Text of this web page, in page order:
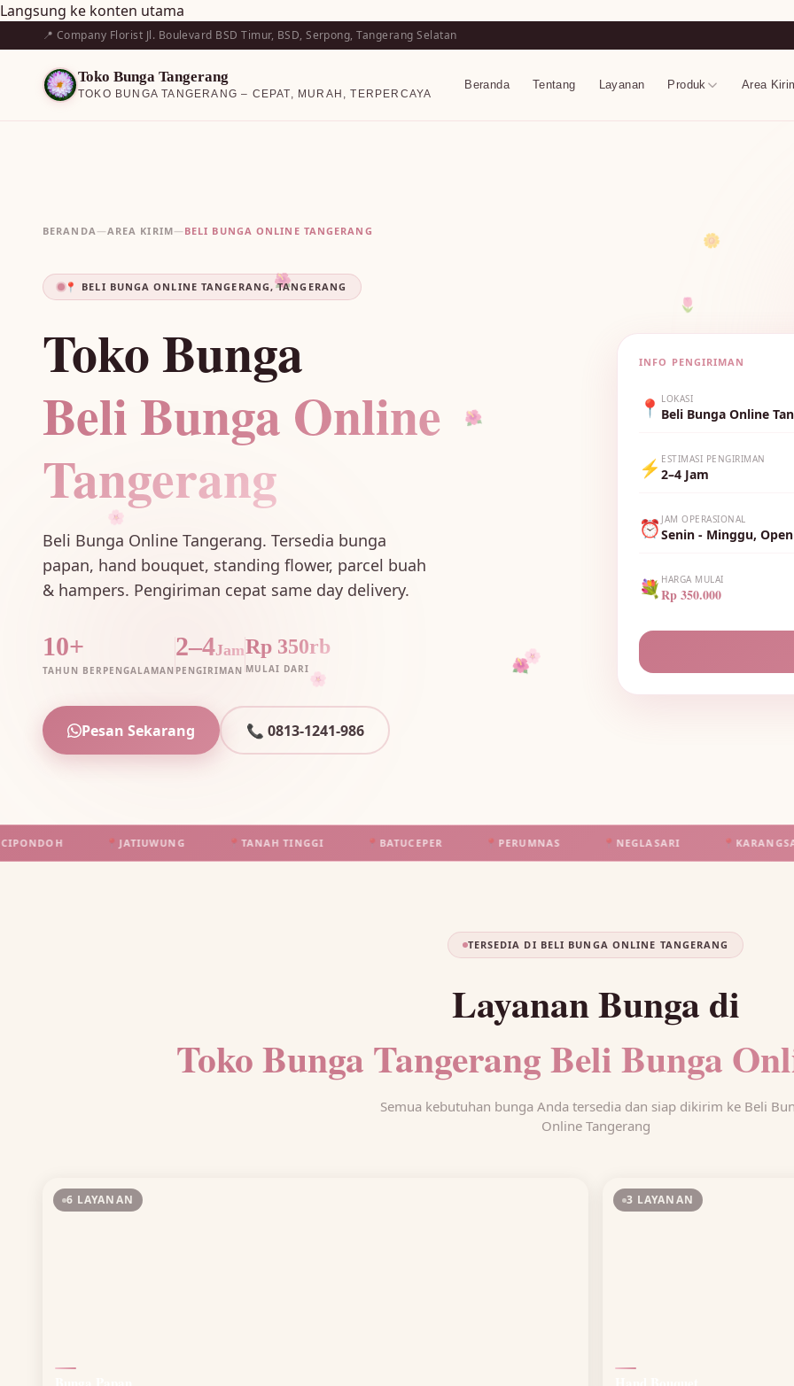
Langsung ke konten utama
📍 Company Florist Jl. Boulevard BSD Timur, BSD, Serpong, Tangerang Selatan
Toko Bunga Tangerang
TOKO BUNGA TANGERANG – CEPAT, MURAH, TERPERCAYA
Beranda Tentang Layanan Produk Area
🌸
🌺
🌼
🌸
🌸
🌷
BERANDA—AREA KIRIM—BELI BUNGA ONLINE TANGERANG
📍 BELI BUNGA ONLINE TANGERANG, TANGERANG
Toko Bunga
Beli Bunga Online
Tangerang
Beli Bunga Online Tangerang. Tersedia bunga
papan, hand bouquet, standing flower, parcel buah
& hampers. Pengiriman cepat same day delivery.
10+
TAHUN BERPENGALAMAN
2–4Jam
PENGIRIMAN
Rp 350rb
MULAI DARI
Pesan Sekarang 📞 0813-1241-986
INFO PENGIRIMAN
📍 LOKASI
Beli Bunga Online
⚡ ESTIMASI PENGIRIMAN
2–4 Jam
⏰JAM OPERASIONAL
Senin - Minggu,
💐 HARGA MULAI
Rp 350.000
📍JATIUWUNG 📍TANAH TINGGI 📍BATUCEPER 📍PERUMNAS 📍NEGLASARI 📍KARANGSARI 📍
TERSEDIA DI BELI BUNGA ONLINE TANGERANG
Layanan Bunga di
Toko Bunga Tangerang Beli Bunga
Semua kebutuhan bunga Anda tersedia dan siap dikirim ke Beli
Online Tangerang
6 LAYANAN 3 LAYANAN